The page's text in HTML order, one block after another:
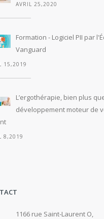
AVRIL 25,2020
Formation - Logiciel PII par
Vanguard
15,2019
L’ergothérapie, bien plus
développement moteur de
8,2019
1166 rue Saint-Laurent O,